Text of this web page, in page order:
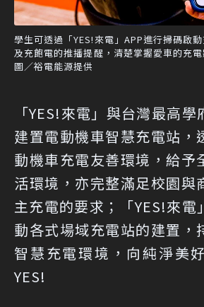
學生可透過「YES!來電」APP進行掃碼啟
及充飽電的推播提醒，清楚掌握愛車的充
圖／裕電能源提供
「YES!來電」與台灣最高
建置電動機車智慧充電站，
動機車充電友善環境，給予
活環境，亦完整滿足校園與
主充電的要求；「YES!來電
動各式場域充電站的建置，
智慧充電環境，向純淨美
YES!